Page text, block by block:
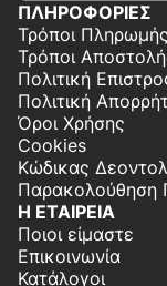
ΠΛΗΡΟΦΟΡΙΕΣ
Τρόποι Πληρωμής
Τρόποι
Πολιτική
Πολιτική
Όροι Χρήσης
Cookies
Κώδικας
Παρακολούθηση
Η ΕΤΑΙΡΕΙΑ
Ποιοι είμαστε
Επικοινωνία
Κατάλογοι